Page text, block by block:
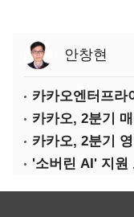
안창현
카카오엔터프라